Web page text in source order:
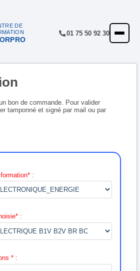
DE
01 75 50 92 30
ACCUEIL
NOTRE OFFRE
SATISFACTION
bon de commande. Pour valider
tamponné et signé par mail ou par
:
:
Dates sessions * :